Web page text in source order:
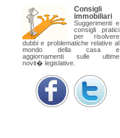
Consigli
immobiliari
Suggerimenti e
consigli pratici
per risolvere
dubbi e problematiche relative al
mondo della casa e
aggiornamenti sulle ultime
novit� legislative.